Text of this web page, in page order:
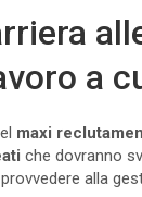
a
maxi
che dovranno
alla